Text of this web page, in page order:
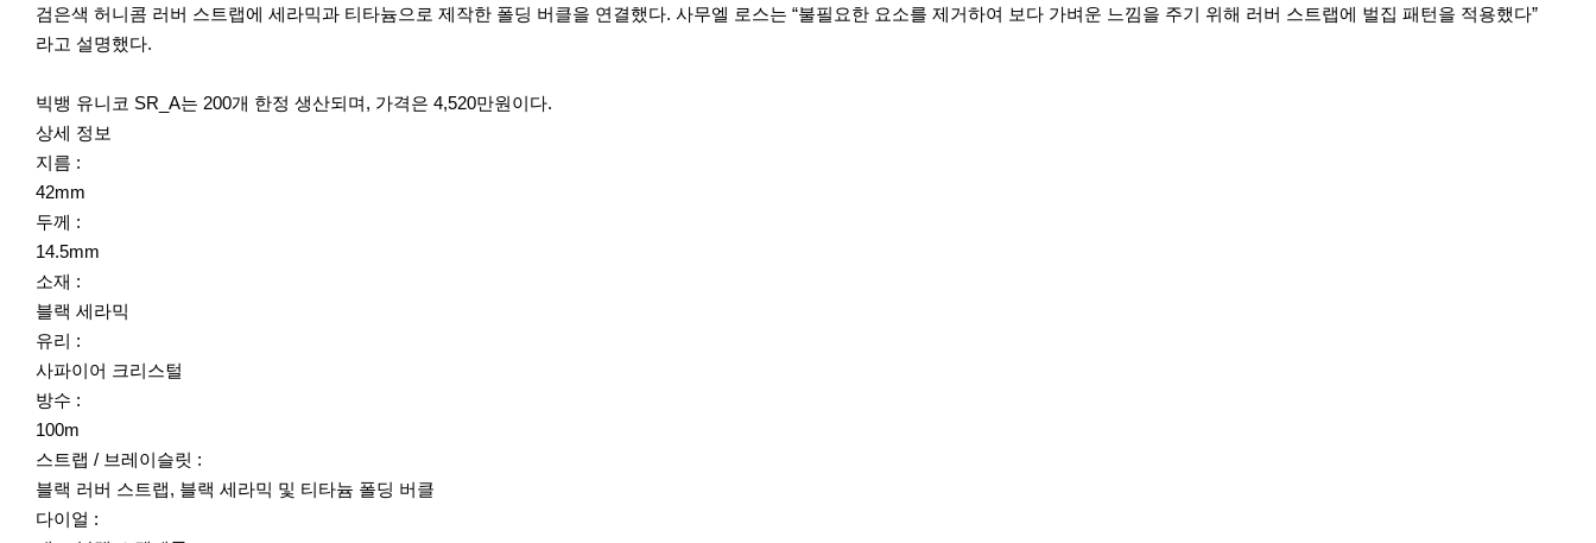
검은색 허니콤 러버 스트랩에 세라믹과 티타늄으로 제작한 폴딩 버클을 연결했다. 사무엘 로스는 “불필요한 요소를 제거하여 보다 가벼운 느낌을 주기 위해 러버 스트랩에 벌집 패턴을 적용했다”
라고 설명했다.
빅뱅 유니코 SR_A는 200개 한정 생산되며, 가격은 4,520만원이다.
상세 정보
지름 :
42mm
두께 :
14.5mm
소재 :
블랙 세라믹
유리 :
사파이어 크리스털
방수 :
100m
스트랩 / 브레이슬릿 :
블랙 러버 스트랩, 블랙 세라믹 및 티타늄 폴딩 버클
다이얼 :